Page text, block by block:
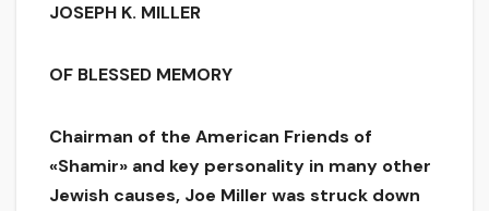
JOSEPH K. MILLER
OF BLESSED MEMORY
Chairman of the American Friends of
«Shamir» and key personality in many other
Jewish causes, Joe Miller was struck down